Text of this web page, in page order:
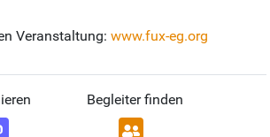
Veranstaltung: www.fux-eg.org
Begleiter finden